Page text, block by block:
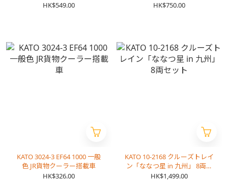
HK$549.00
HK$750.00
KATO 3024-3 EF64 1000 一般
色 JR貨物クーラー搭載車
HK$326.00
KATO 10-2168 クルーズトレイ
ン「ななつ星 in 九州」 8両セ
ット
HK$1,499.00